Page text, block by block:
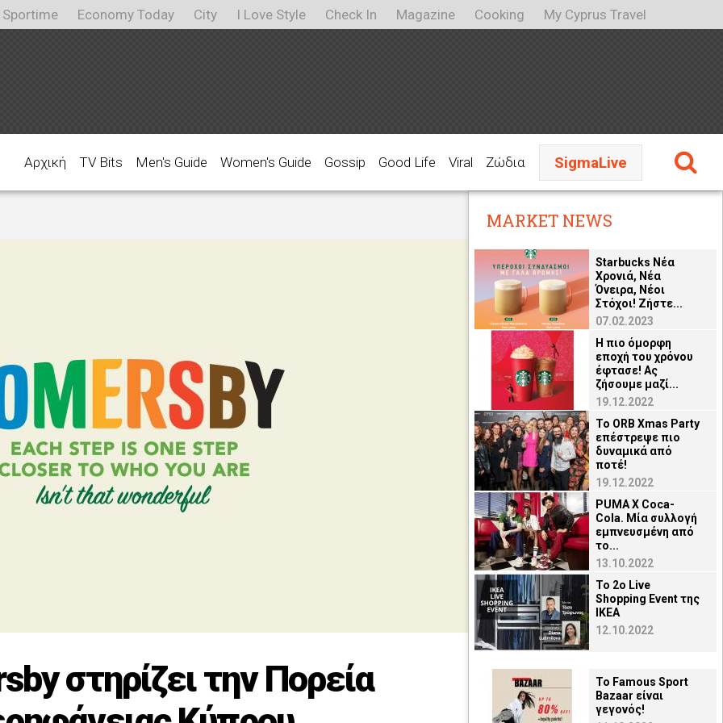
Sportime Economy Today City I Love Style Check In Magazine Cooking My Cyprus Travel
Αρχική TV Bits Men's Guide Women's Guide Gossip Good Life Viral Ζώδια SigmaLive
στηρίζει την Πορεία
MARKET NEWS
Starbucks Νέα
Χρονιά, Νέα
Όνειρα, Νέοι
Στόχοι! Ζήστε...
07.02.2023
Η πιο όμορφη
εποχή του χρόνου
έφτασε! Ας
ζήσουμε μαζί...
19.12.2022
Το ORB Xmas Party
επέστρεψε πιο
δυναμικά από
ποτέ!
19.12.2022
PUMA X Coca-
Cola. Μία συλλογή
εμπνευσμένη από
το...
13.10.2022
Το 2ο Live
Shopping Event της
ΙΚΕΑ
12.10.2022
Το Famous Sport
Bazaar είναι
γεγονός!